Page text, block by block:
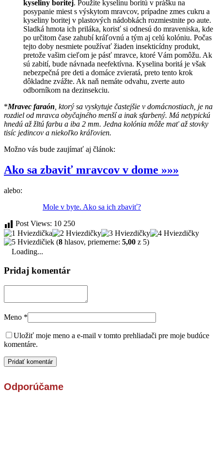
kyseliny boritej. Použite kyselinu boritú v prášku na
posypanie miest s výskytom mravcov, prípadne zmes cukru a
kyseliny boritej v plastových nádobkách rozmiestnite po aute.
Sladká hmota ich priláka, korisť si odnesú do mraveniska, kde
po určitom čase zahubí kráľovnú a tým aj celú kolóniu. Počas
tejto doby nesmiete používať žiaden insekticídny produkt,
pretože vašim cieľom je pásť mravce, ktoré Vám pomôžu. Ak
sú zabití, bude návnada neefektívna. Kyselina boritá je však
nebezpečná pre deti a domáce zvieratá, preto tento krok
dôkladne zvážte. Ak naň nemáte odvahu, zverte auto
odborníkom na dezinsekciu.
*Mravec faraón , ktorý sa vyskytuje častejšie v domácnostiach, je na
rozdiel od mravca obyčajného menší a inak sfarbený. Má netypickú
hnedú až žltú farbu a iba 2 mm. Jedna kolónia môže mať až stovky
tisíc jedincov a niekoľko kráľovien.
Možno vás bude zaujímať aj článok:
Ako sa zbaviť mravcov v dome »»»
alebo:
Mole v byte. Ako sa ich zbaviť?
Post Views: 10 250
(8 hlasov, priemerne: 5,00 z 5)
Loading...
Pridaj komentár
Meno *
Uložiť moje meno a e-mail v tomto prehliadači pre moje budúce
komentáre.
Odporúčame